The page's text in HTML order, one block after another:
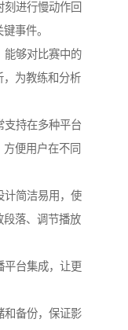
进行慢动作回
事件。
够对比赛中的
，为教练和分析
持在多种平台
方便用户在不同
简洁易用，使
段落、调节播放
台集成，让更
备份，保证影